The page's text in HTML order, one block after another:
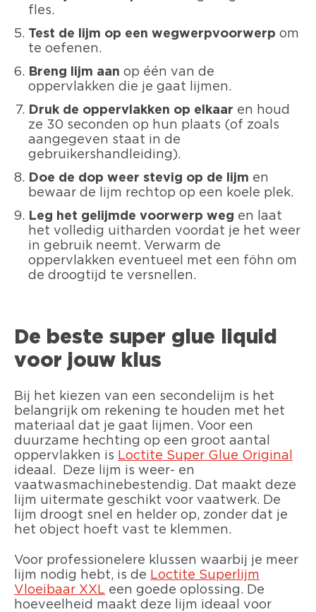
fles.
Test de lijm op een wegwerpvoorwerp om
te oefenen.
Breng lijm aan op één van de
oppervlakken die je gaat lijmen.
Druk de oppervlakken op elkaar en houd
ze 30 seconden op hun plaats (of zoals
aangegeven staat in de
gebruikershandleiding).
Doe de dop weer stevig op de lijm en
bewaar de lijm rechtop op een koele plek.
Leg het gelijmde voorwerp weg en laat
het volledig uitharden voordat je het weer
in gebruik neemt. Verwarm de
oppervlakken eventueel met een föhn om
de droogtijd te versnellen.
De beste super glue liquid
voor jouw klus
Bij het kiezen van een secondelijm is het
belangrijk om rekening te houden met het
materiaal dat je gaat lijmen. Voor een
duurzame hechting op een groot aantal
oppervlakken is Loctite Super Glue Original
ideaal. Deze lijm is weer- en
vaatwasmachinebestendig. Dat maakt deze
lijm uitermate geschikt voor vaatwerk. De
lijm droogt snel en helder op, zonder dat je
het object hoeft vast te klemmen.
Voor professionelere klussen waarbij je meer
lijm nodig hebt, is de Loctite Superlijm
Vloeibaar XXL een goede oplossing. De
hoeveelheid maakt deze lijm ideaal voor